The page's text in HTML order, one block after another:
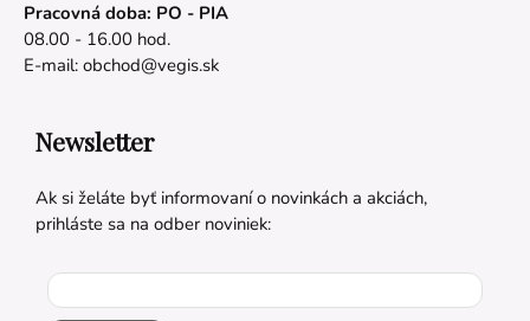
Pracovná doba: PO - PIA
08.00 - 16.00 hod.
E-mail: obchod@vegis.sk
Newsletter
Ak si želáte byť informovaní o novinkách a akciách,
prihláste sa na odber noviniek: